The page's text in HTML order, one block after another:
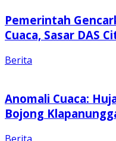
Pemerintah
Cuaca, Sasar DAS
Berita
Anomali Cuaca:
Bojong
Berita